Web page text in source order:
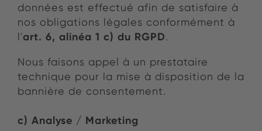
données est effectué afin de satisfaire à
nos obligations légales conformément à
l'art. 6, alinéa 1 c) du RGPD.
Nous faisons appel à un prestataire
technique pour la mise à disposition de la
bannière de consentement.
c) Analyse / Marketing